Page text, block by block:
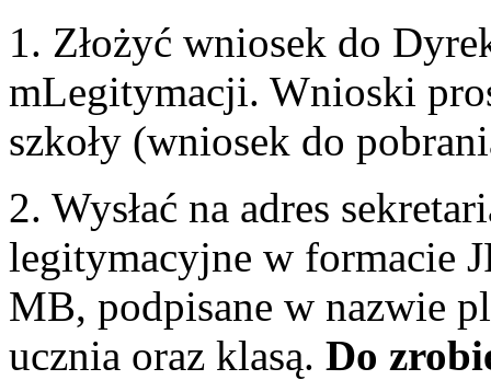
1. Złożyć wniosek do
mLegitymacji. Wnioski
szkoły (wniosek do
2. Wysłać na adres
legitymacyjne w formacie
MB, podpisane w nazwie
ucznia oraz klasą. Do